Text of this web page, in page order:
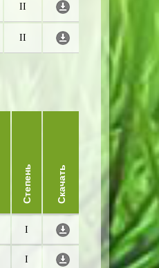
II
II
Степень Скачать
I
I